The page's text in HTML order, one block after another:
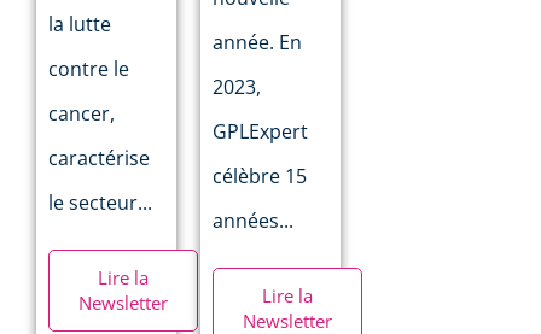
la lutte
contre le
cancer,
caractérise
le secteur...
Lire la
Newsletter
année. En
2023,
GPLExpert
célèbre 15
années...
Lire la
Newsletter